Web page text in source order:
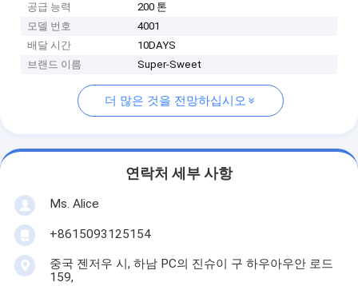
공급 능력
200 톤
모델 번호
4001
배달 시간
10DAYS
브랜드 이름
Super-Sweet
더 많은 것을 전망하십시오
연락처 세부 사항
Ms. Alice
+8615093125154
중국 젠저우 시, 하남 PC의 진슈이 구 하우아우안 로드
159,